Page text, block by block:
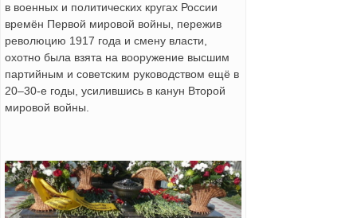
в военных и политических кругах России
времён Первой мировой войны, пережив
революцию 1917 года и смену власти,
охотно была взята на вооружение высшим
партийным и советским руководством ещё в
20–30-е годы, усилившись в канун Второй
мировой войны.